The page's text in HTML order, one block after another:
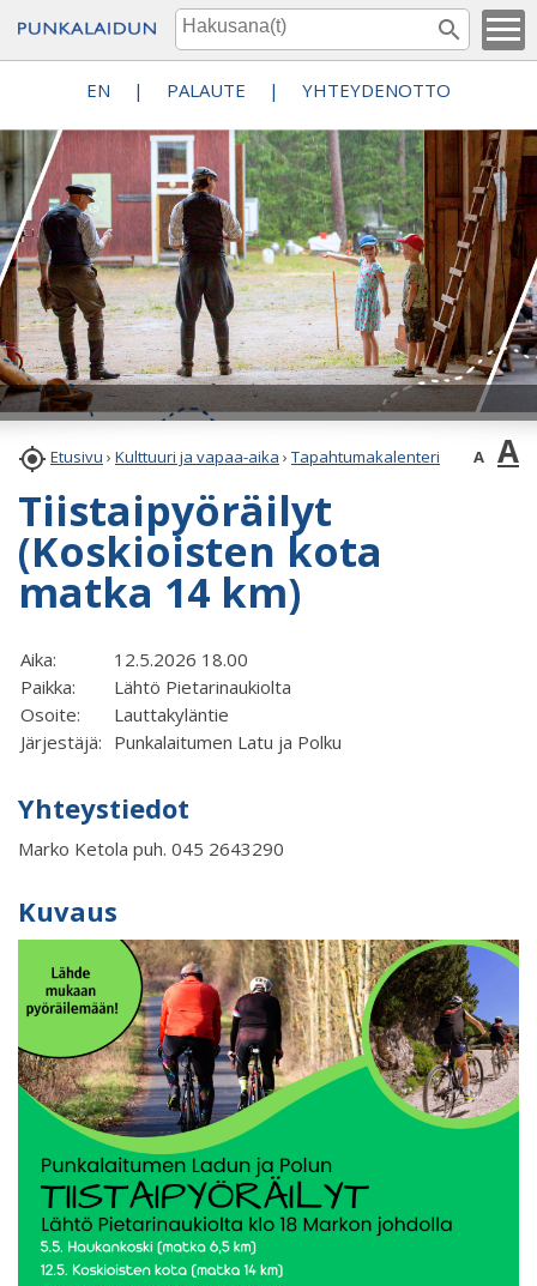
EN | PALAUTE | YHTEYDENOTTO
 Etusivu › Kulttuuri ja vapaa-aika › Tapahtumakalenteri A A
Tiistaipyöräilyt
(Koskioisten kota
matka 14 km)
Aika:
12.5.2026 18.00
Paikka:
Lähtö Pietarinaukiolta
Osoite:
Lauttakyläntie
Järjestäjä: Punkalaitumen Latu ja Polku
Yhteystiedot
Marko Ketola puh. 045 2643290
Kuvaus